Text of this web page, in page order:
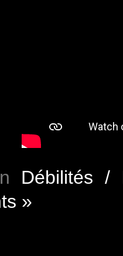
Débilités /
»